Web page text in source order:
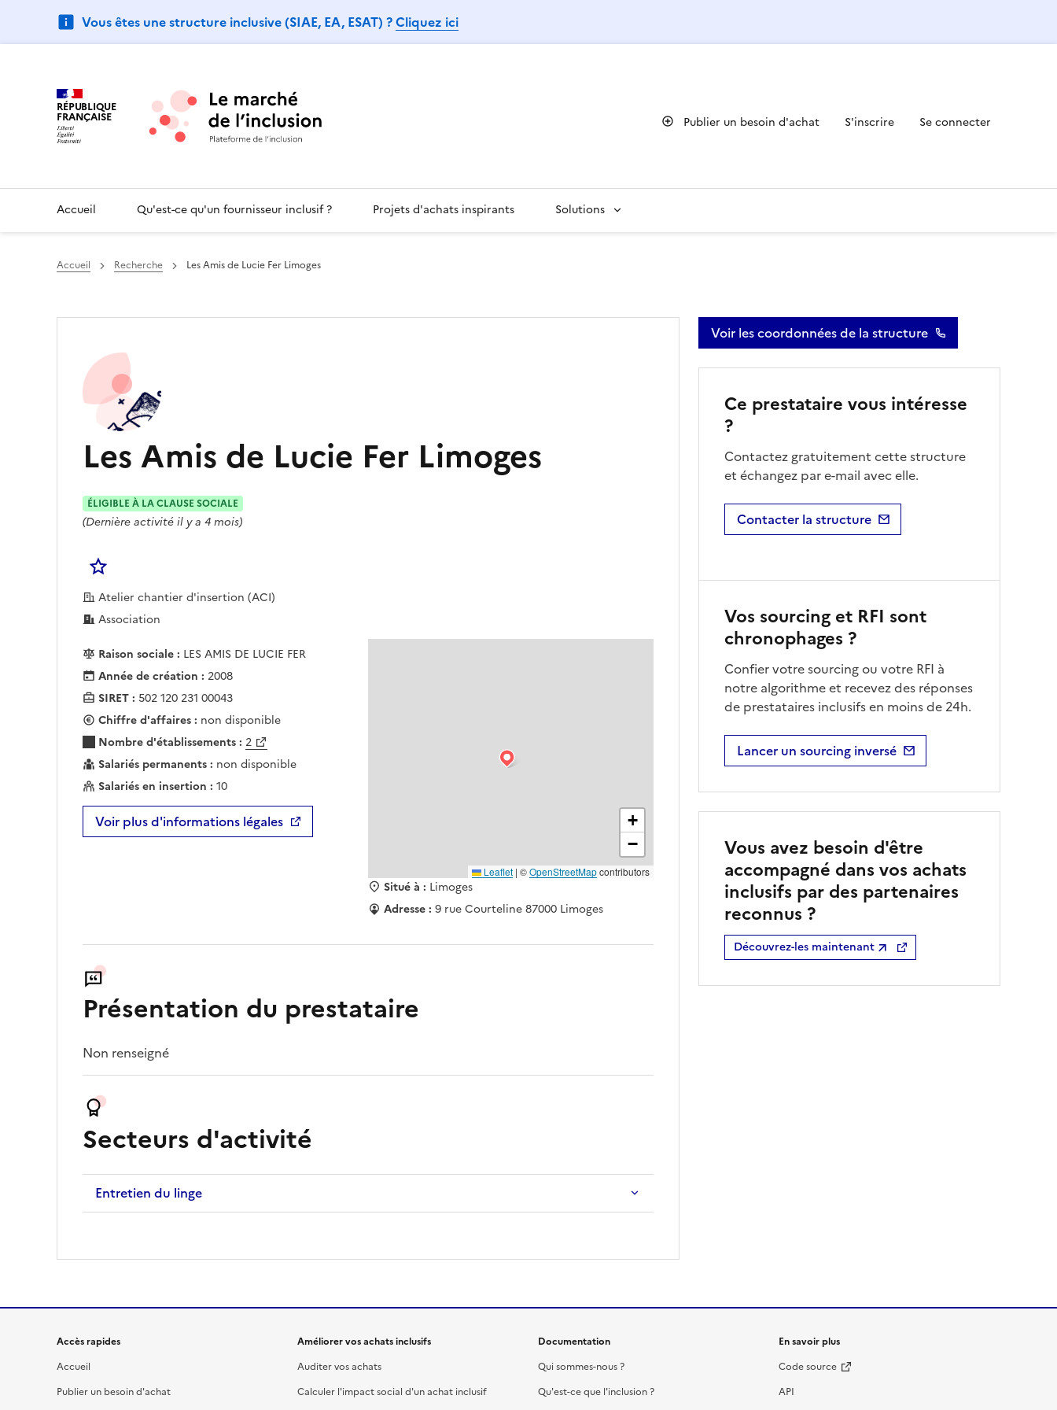
Vous êtes une structure inclusive (SIAE, EA, ESAT) ?Cliquez ici
RÉPUBLIQUE
FRANÇAISE Publier un besoin d'achat S'inscrire Se connecter
Accueil Qu'est-ce qu'un fournisseur inclusif ? Projets d'achats inspirants Solutions
Accueil Recherche Les Amis de Lucie Fer Limoges
Les Amis de Lucie Fer Limoges
ÉLIGIBLE À LA CLAUSE SOCIALE
(Dernière activité il y a 4 mois)
Atelier chantier d'insertion (ACI)
Association
Raison sociale : LES AMIS DE LUCIE FER
Année de création : 2008
SIRET : 502 120 231 00043
Chiffre d'affaires : non disponible
Nombre d'établissements : 2
Salariés permanents : non disponible
Salariés en insertion : 10
Voir plus d'informations légales
+
−
Leaflet | ©OpenStreetMapcontributors
Situé à : Limoges
Adresse : 9 rue Courteline 87000 Limoges
Présentation du prestataire
Non renseigné
Secteurs d'activité
Entretien du linge
Voir les coordonnées de la structure
Ce prestataire vous intéresse
?
Contactez gratuitement cette structure
et échangez par e-mail avec elle.
Contacter la structure
Vos sourcing et RFI sont
chronophages ?
Confier votre sourcing ou votre RFI à
notre algorithme et recevez des réponses
de prestataires inclusifs en moins de 24h.
Lancer un sourcing inversé
Vous avez besoin d'être
accompagné dans vos achats
inclusifs par des partenaires
reconnus ?
Découvrez-les maintenant
Accès rapides
Accueil
Publier un besoin d'achat
Améliorer vos achats inclusifs
Auditer vos achats
Calculer l'impact social d'un achat inclusif
Documentation
Qui sommes-nous ?
Qu'est-ce que l'inclusion ?
En savoir plus
Code source
API